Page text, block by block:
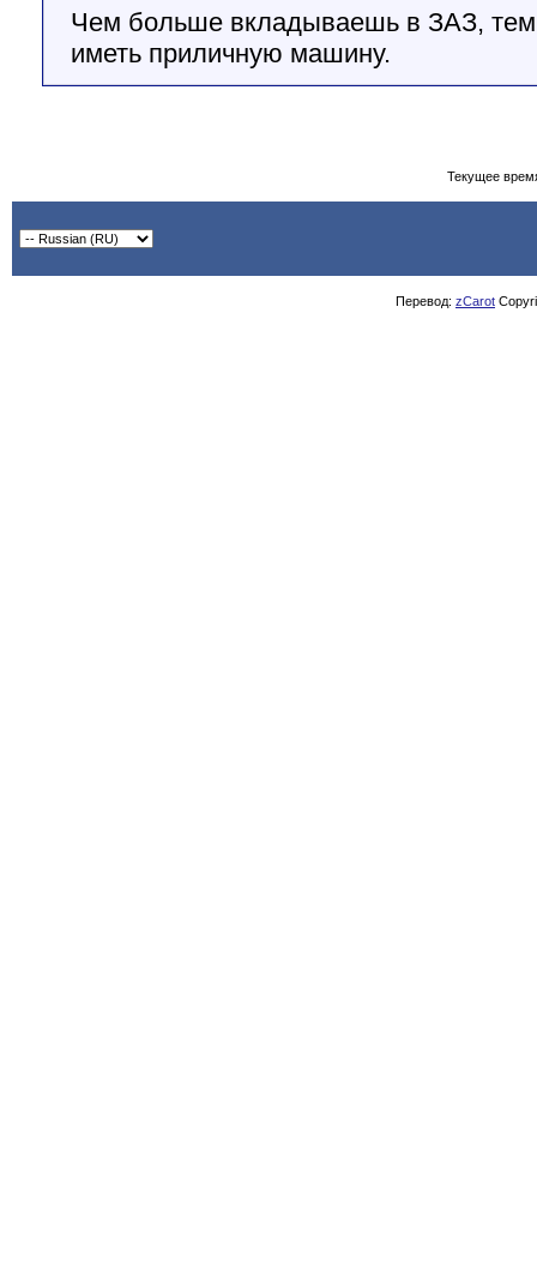
Чем больше вкладываешь в ЗАЗ,
иметь приличную машину.
Текущее
Перевод: zCarot